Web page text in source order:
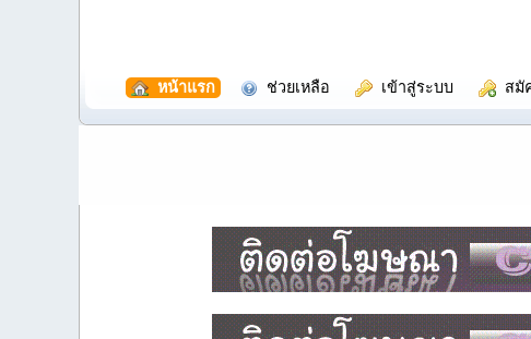
หน้าแรก ช่วยเหลือ เข้าสู่ระบบ สมั